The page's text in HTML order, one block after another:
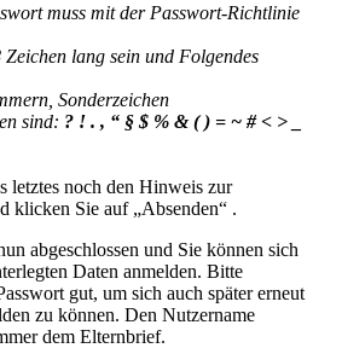
muss mit der Passwort-Richtlinie
Zeichen lang sein und Folgendes
Sonderzeichen
sind: ? ! . , “ § $ % & ( ) = ~ # < > _
letztes noch den Hinweis zur
klicken Sie auf „Absenden“ .
abgeschlossen und Sie können sich
Daten anmelden. Bitte
gut, um sich auch später erneut
zu können. Den Nutzername
dem Elternbrief.